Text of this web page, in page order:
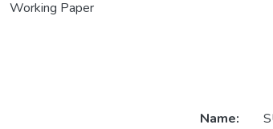
Working Paper
Name: